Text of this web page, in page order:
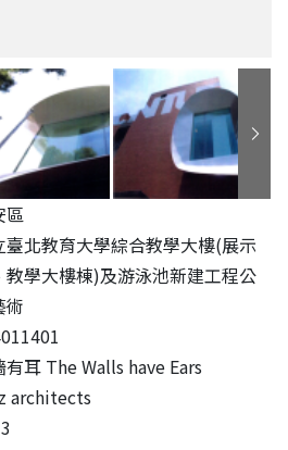
區
臺北教育大學綜合教學大樓(展示
教學大樓棟)及游泳池新建工程公
術
有耳 The Walls have Ears
architects